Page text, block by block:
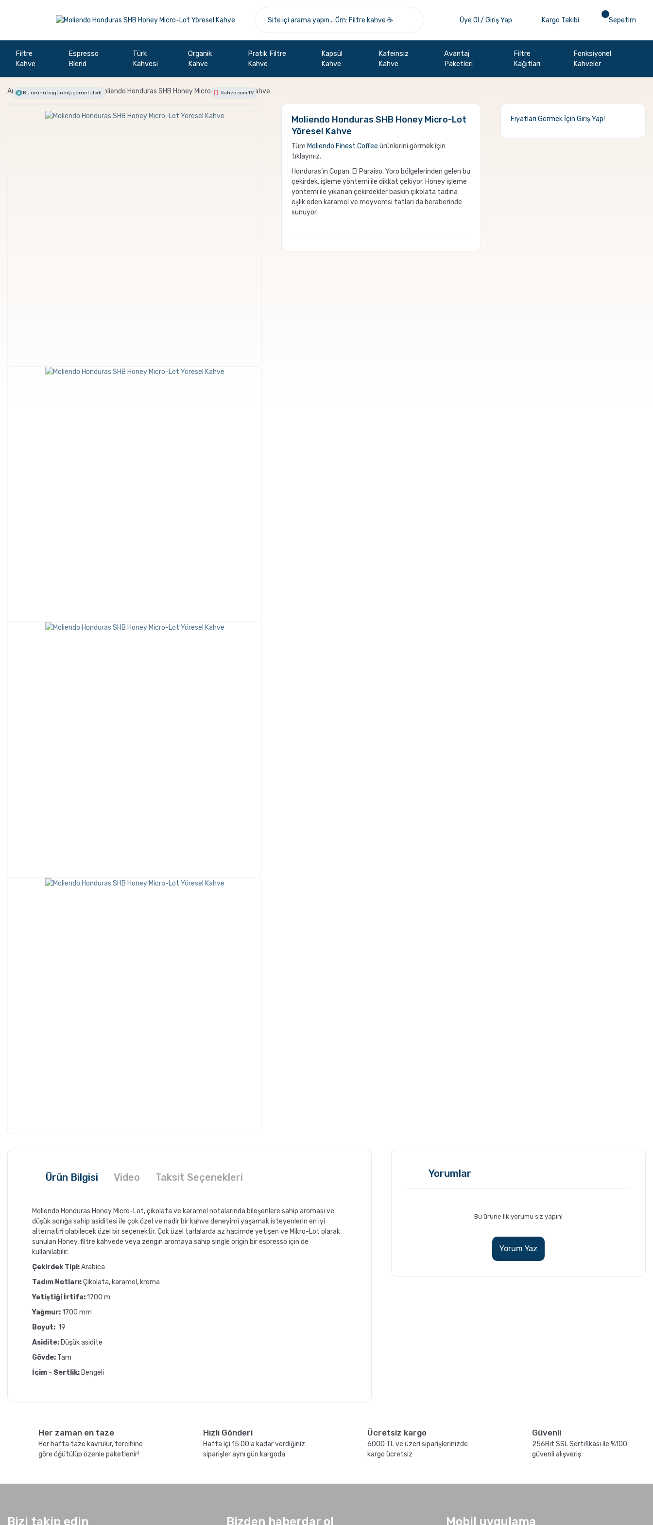
Üye Ol / Giriş Yap Kargo Takibi Sepetim
Filtre
Kahve
Espresso
Blend
Türk
Kahvesi
Organik
Kahve
Pratik Filtre
Kahve
Kapsül
Kahve
Kafeinsiz
Kahve
Avantaj
Paketleri
Filtre
Kağıtları
Fonksiyonel
Kahveler
Anasayfa Filtre Kahve Moliendo Honduras SHB Honey Micro-Lot Yöresel Kahve
Bu ürünü bugün kişi görüntüledi. Kahve.com TV
Moliendo Honduras SHB Honey Micro-Lot
Yöresel Kahve
Tüm Moliendo Finest Coffee ürünlerini görmek için
tıklayınız.
Honduras’ın Copan, El Paraiso, Yoro bölgelerinden gelen bu
çekirdek, işleme yöntemi ile dikkat çekiyor. Honey işleme
yöntemi ile yıkanan çekirdekler baskın çikolata tadına
eşlik eden karamel ve meyvemsi tatları da beraberinde
sunuyor.
Fiyatları Görmek İçinGiriş Yap!
Ürün Bilgisi Video Taksit Seçenekleri
Moliendo Honduras Honey Micro-Lot, çikolata ve karamel notalarında bileşenlere sahip aroması ve
düşük acılığa sahip asiditesi ile çok özel ve nadir bir kahve deneyimi yaşamak isteyenlerin en iyi
alternatifi olabilecek özel bir seçenektir. Çok özel tarlalarda az hacimde yetişen ve Mikro-Lot olarak
sunulan Honey, filtre kahvede veya zengin aromaya sahip single origin bir espresso için de
kullanılabilir.
Çekirdek Tipi:Arabica
Tadım Notları:Çikolata, karamel, krema
Yetiştiği İrtifa:1700 m
Yağmur:1700 mm
Boyut: 19
Asidite: Düşük asidite
Gövde: Tam
İçim - Sertlik: Dengeli
GROSCHE Milano
Grosche Aberdeen
Grosche Milano Moka
Kahve Nasıl Öğütülür,
French Press ile Kahve
Yorumlar
Bu ürüne ilk yorumu siz yapın!
Yorum Yaz
Her zaman en taze
Her hafta taze kavrulur, tercihine
göre öğütülüp özenle paketlenir!
Hızlı Gönderi
Hafta içi 15:00'a kadar verdiğiniz
siparişler aynı gün kargoda
Ücretsiz kargo
6000 TL ve üzeri siparişlerinizde
kargo ücretsiz
Güvenli
256Bit SSL Sertifikası ile %100
güvenli alışveriş
Bizi takip edin Bizden haberdar ol Mobil uygulama